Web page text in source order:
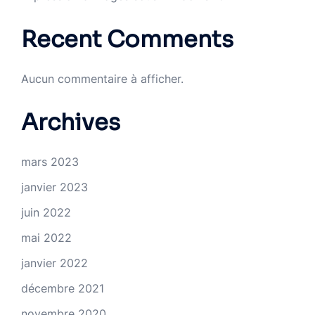
Recent Comments
Aucun commentaire à afficher.
Archives
mars 2023
janvier 2023
juin 2022
mai 2022
janvier 2022
décembre 2021